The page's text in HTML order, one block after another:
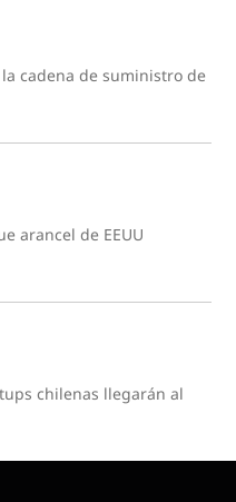
cadena de suministro de
arancel de EEUU
chilenas llegarán al